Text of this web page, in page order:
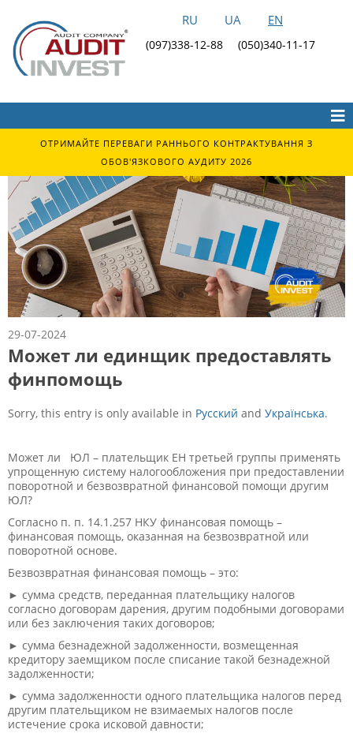
RU UA EN
(097)338-12-88 (050)340-11-17
ОТРИМАЙТЕ ПЕРЕВАГИ РАННЬОГО КОНТРАКТУВАННЯ З
ОБОВ'ЯЗКОВОГО АУДИТУ 2026
29-07-2024
Может ли единщик предоставлять
финпомощь
Sorry, this entry is only available in Русский and Українська.
Может ли ЮЛ – плательщик ЕН третьей группы применять
упрощенную систему налогообложения при предоставлении
поворотной и безвозвратной финансовой помощи другим
ЮЛ?
Согласно п. п.​ ​14.1.257 НКУ финансовая помощь –
финансовая помощь, оказанная на безвозвратной или
поворотной основе.
Безвозвратная финансовая помощь – это:
► сумма средств, переданная плательщику налогов
согласно договорам дарения, другим подобными договорами
или без заключения таких договоров;
► сумма безнадежной задолженности, возмещенная
кредитору заемщиком после списание такой безнадежной
задолженности;
► сумма задолженности одного плательщика налогов перед
другим плательщиком не взимаемых налогов​​ после
истечение срока исковой давности;